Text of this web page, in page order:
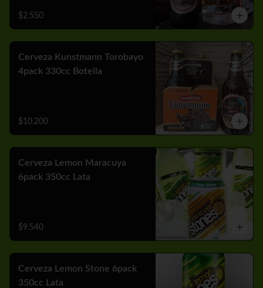
$2.550
Cerveza Kunstmann Torobayo
4pack 330cc Botella
$10.200
Cerveza Lemon Maracuya
6pack 350cc Lata
$9.540
Cerveza Lemon Stone 6pack
350cc Lata